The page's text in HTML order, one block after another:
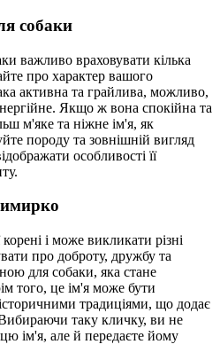
собаки
важливо враховувати кілька
про характер вашого
активна та грайлива, можливо,
Якщо ж вона спокійна та
м'яке та ніжне ім'я, як
породу та зовнішній вигляд
особливості її
і може викликати різні
про доброту, дружбу та
для собаки, яка стане
того, це ім'я може бути
традиціями, що додає
таку кличку, ви не
ім'я, але й передаєте йому